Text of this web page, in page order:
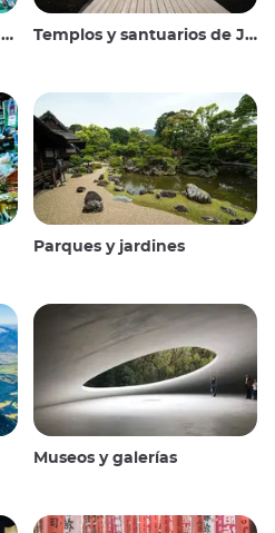
Templos y santuarios de Japón
Parques y jardines
Museos y galerías